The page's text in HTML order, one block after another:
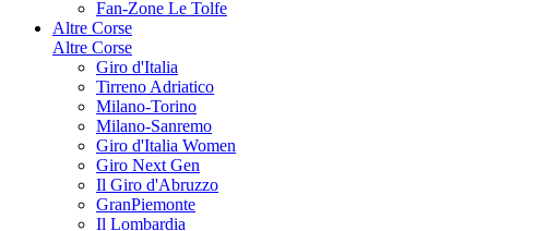
Fan-Zone Le Tolfe
Altre Corse
Altre Corse
Giro d'Italia
Tirreno Adriatico
Milano-Torino
Milano-Sanremo
Giro d'Italia Women
Giro Next Gen
Il Giro d'Abruzzo
GranPiemonte
Il Lombardia